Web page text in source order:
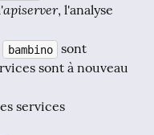
apiserver, l'analyse
bambino
sont
sont à nouveau
services